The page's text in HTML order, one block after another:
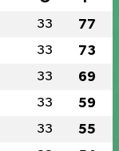
33 77
33 73
33 69
33 59
33 55